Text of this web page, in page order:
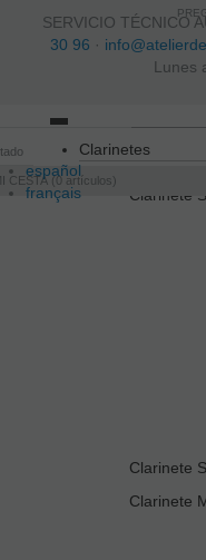
SERVICIO TÉCNICO
30 96 ·
Lunes
español
français
CESTA 0 artículos
navigation
Clarinetes
Clarinete
Clarinete
Clarinete